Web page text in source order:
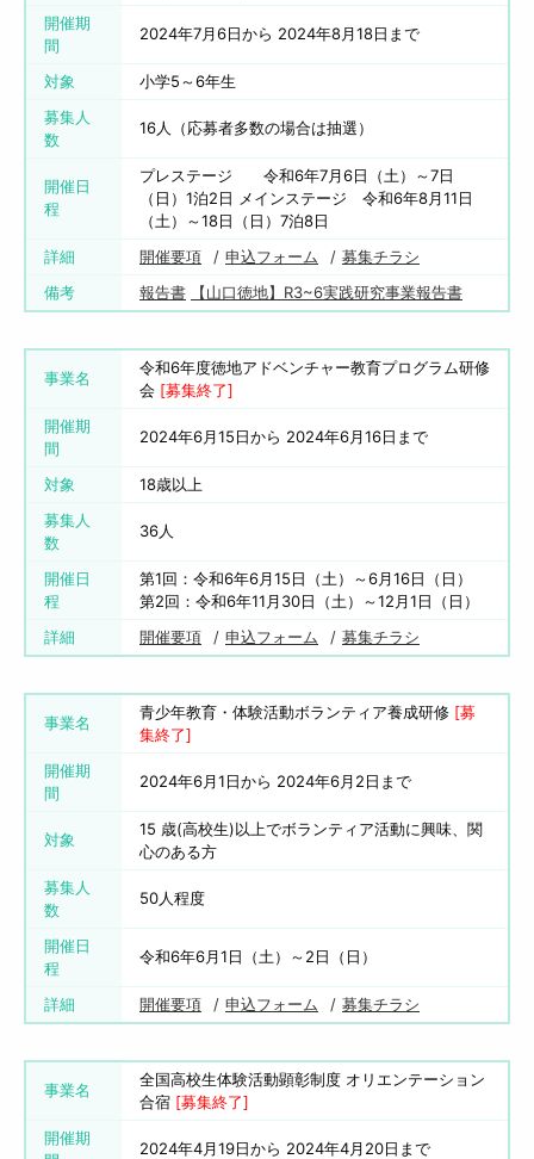
開催期
間
2024年7月6日から 2024年8月18日まで
対象
小学5～6年生
募集人
数
16人（応募者多数の場合は抽選）
開催日
程
プレステージ 令和6年7月6日（土）～7日
（日）1泊2日 メインステージ 令和6年8月11日
（土）～18日（日）7泊8日
詳細
開催要項 申込フォーム
募集チラシ
備考
報告書 【山口徳地】R3~6実践研究事業報告書
事業名
令和6年度徳地アドベンチャー教育プログラム研修
会 [募集終了]
開催期
間
2024年6月15日から 2024年6月16日まで
対象
18歳以上
募集人
数
36人
開催日
程
第1回：令和6年6月15日（土）～6月16日（日）
第2回：令和6年11月30日（土）～12月1日（日）
詳細
開催要項 申込フォーム 募集チラシ
事業名
青少年教育・体験活動ボランティア養成研修 [募
集終了]
開催期
間
2024年6月1日から 2024年6月2日まで
対象
15 歳(高校生)以上でボランティア活動に興味、関
心のある方
募集人
数
50人程度
開催日
程
令和6年6月1日（土）～2日（日）
詳細 開催要項 申込フォーム 募集チラシ
事業名
全国高校生体験活動顕彰制度 オリエンテーション
合宿 [募集終了]
開催期
2024年4月19日から 2024年4月20日まで